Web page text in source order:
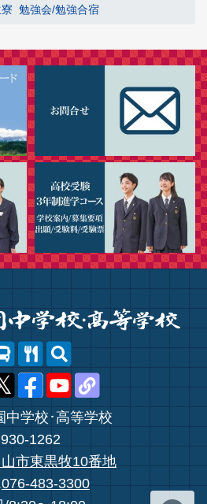
勉強会/勉強合宿
中学校･高等学校
930-1262
市東黒牧10番地
076-483-3300